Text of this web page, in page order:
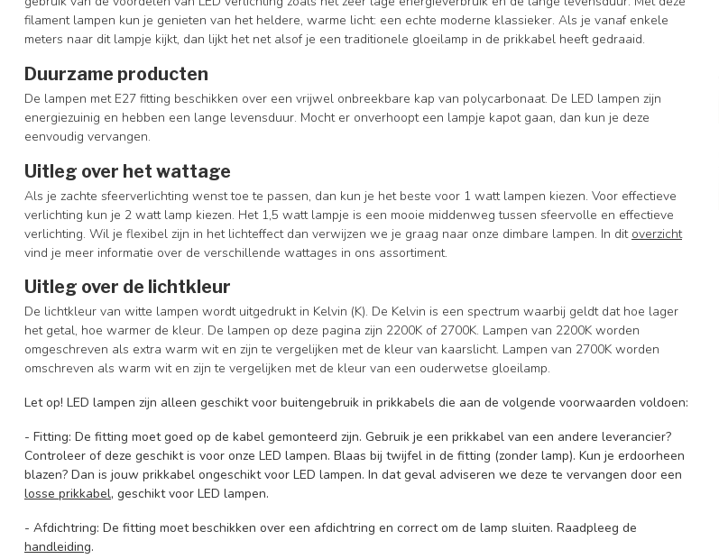
filament lampen kun je genieten van het heldere, warme licht: een echte moderne klassieker. Als je vanaf enkele
meters naar dit lampje kijkt, dan lijkt het net alsof je een traditionele gloeilamp in de prikkabel heeft gedraaid.
Duurzame producten
De lampen met E27 fitting beschikken over een vrijwel onbreekbare kap van polycarbonaat. De LED lampen zijn
energiezuinig en hebben een lange levensduur. Mocht er onverhoopt een lampje kapot gaan, dan kun je deze
eenvoudig vervangen.
Uitleg over het wattage
Als je zachte sfeerverlichting wenst toe te passen, dan kun je het beste voor 1 watt lampen kiezen. Voor effectieve
verlichting kun je 2 watt lamp kiezen. Het 1,5 watt lampje is een mooie middenweg tussen sfeervolle en effectieve
verlichting. Wil je flexibel zijn in het lichteffect dan verwijzen we je graag naar onze dimbare lampen. In dit overzicht
vind je meer informatie over de verschillende wattages in ons assortiment.
Uitleg over de lichtkleur
De lichtkleur van witte lampen wordt uitgedrukt in Kelvin (K). De Kelvin is een spectrum waarbij geldt dat hoe lager
het getal, hoe warmer de kleur. De lampen op deze pagina zijn 2200K of 2700K. Lampen van 2200K worden
omgeschreven als extra warm wit en zijn te vergelijken met de kleur van kaarslicht. Lampen van 2700K worden
omschreven als warm wit en zijn te vergelijken met de kleur van een ouderwetse gloeilamp.
Let op! LED lampen zijn alleen geschikt voor buitengebruik in prikkabels die aan de volgende voorwaarden voldoen:
- Fitting: De fitting moet goed op de kabel gemonteerd zijn. Gebruik je een prikkabel van een andere leverancier?
Controleer of deze geschikt is voor onze LED lampen. Blaas bij twijfel in de fitting (zonder lamp). Kun je erdoorheen
blazen? Dan is jouw prikkabel ongeschikt voor LED lampen. In dat geval adviseren we deze te vervangen door een
losse prikkabel, geschikt voor LED lampen.
- Afdichtring: De fitting moet beschikken over een afdichtring en correct om de lamp sluiten. Raadpleeg de
handleiding.